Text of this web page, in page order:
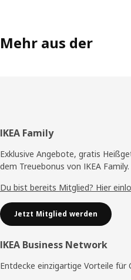
Mehr aus der
Fußzeile
IKEA Family
Exklusive Angebote, gratis
dem Treuebonus von IKEA Family.
Du bist bereits Mitglied? Hier
Jetzt Mitglied werden
IKEA Business Network
Entdecke einzigartige Vorteile für